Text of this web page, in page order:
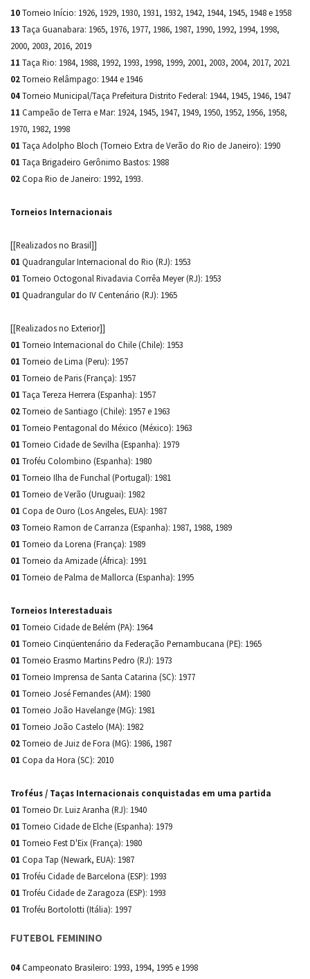
10Torneio Início: 1926, 1929, 1930, 1931, 1932, 1942, 1944, 1945, 1948 e 1958
13 Taça Guanabara: 1965, 1976, 1977, 1986, 1987, 1990, 1992, 1994, 1998,
2000, 2003, 2016, 2019
11 Taça Rio: 1984, 1988, 1992, 1993, 1998, 1999, 2001, 2003, 2004, 2017, 2021
02Torneio Relâmpago: 1944 e 1946
04Torneio Municipal/Taça Prefeitura Distrito Federal: 1944, 1945, 1946, 1947
11 Campeão de Terra e Mar: 1924, 1945, 1947, 1949, 1950, 1952, 1956, 1958,
1970, 1982, 1998
01 Taça Adolpho Bloch (Torneio Extra de Verão do Rio de Janeiro): 1990
01 Taça Brigadeiro Gerônimo Bastos: 1988
02Copa Rio de Janeiro: 1992, 1993.
Torneios Internacionais
[[Realizados no Brasil]]
01 Quadrangular Internacional do Rio (RJ): 1953
01 Torneio Octogonal Rivadavia Corrêa Meyer (RJ): 1953
01 Quadrangular do IV Centenário (RJ): 1965
[[Realizados no Exterior]]
01 Torneio Internacional do Chile (Chile): 1953
01 Torneio de Lima (Peru): 1957
01 Torneio de Paris (França): 1957
01 Taça Tereza Herrera (Espanha): 1957
02Torneio de Santiago (Chile): 1957 e 1963
01 Torneio Pentagonal do México (México): 1963
01 Torneio Cidade de Sevilha (Espanha): 1979
01 Troféu Colombino (Espanha): 1980
01 Torneio Ilha de Funchal (Portugal): 1981
01 Torneio de Verão (Uruguai): 1982
01 Copa de Ouro (Los Angeles, EUA): 1987
03 Torneio Ramon de Carranza (Espanha): 1987, 1988, 1989
01 Torneio da Lorena (França): 1989
01 Torneio da Amizade (África): 1991
01 Torneio de Palma de Mallorca (Espanha): 1995
Torneios Interestaduais
01 Torneio Cidade de Belém (PA): 1964
01 Torneio Cinqüentenário da Federação Pernambucana (PE): 1965
01 Torneio Erasmo Martins Pedro (RJ): 1973
01 Torneio Imprensa de Santa Catarina (SC): 1977
01 Torneio José Fernandes (AM): 1980
01 Torneio João Havelange (MG): 1981
01 Torneio João Castelo (MA): 1982
02Torneio de Juiz de Fora (MG): 1986, 1987
01 Copa da Hora (SC): 2010
Troféus / Taças Internacionais conquistadas em uma partida
01 Torneio Dr. Luiz Aranha (RJ): 1940
01 Torneio Cidade de Elche (Espanha): 1979
01 Torneio Fest D'Eix (França): 1980
01 Copa Tap (Newark, EUA): 1987
01 Troféu Cidade de Barcelona (ESP): 1993
01 Troféu Cidade de Zaragoza (ESP): 1993
01 Troféu Bortolotti (Itália): 1997
FUTEBOL FEMININO
04Campeonato Brasileiro: 1993, 1994, 1995 e 1998